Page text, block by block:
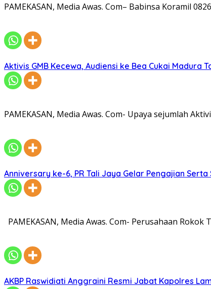
PAMEKASAN, Media Awas. Com– Babinsa Koramil
Aktivis GMB Kecewa, Audiensi ke Bea Cukai Madura
PAMEKASAN, Media Awas. Com- Upaya sejumlah
Anniversary ke-6, PR Tali Jaya Gelar Pengajian
PAMEKASAN, Media Awas. Com- Perusahaan
AKBP Raswidiati Anggraini Resmi Jabat Kapolres